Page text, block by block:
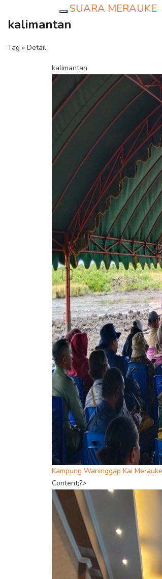
SUARA MERAUKE
kalimantan
Tag » Detail
kalimantan
Kampung Waninggap Kai
Content;?>